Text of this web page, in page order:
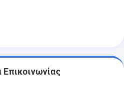
Επικοινωνίας